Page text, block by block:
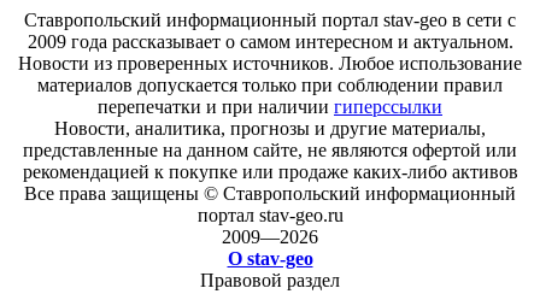
Ставропольский информационный портал stav-geo в сети с
2009 года рассказывает о самом интересном и актуальном.
Новости из проверенных источников. Любое использование
материалов допускается только при соблюдении правил
перепечатки и при наличии гиперссылки
Новости, аналитика, прогнозы и другие материалы,
представленные на данном сайте, не являются офертой или
рекомендацией к покупке или продаже каких-либо активов
Все права защищены © Ставропольский информационный
портал stav-geo.ru
2009—2026
О stav-geo
Правовой раздел